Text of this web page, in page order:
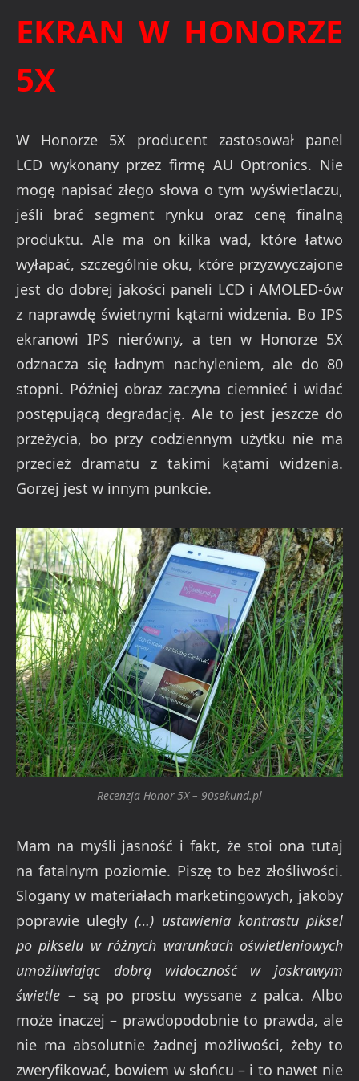
EKRAN W HONORZE
5X
W Honorze 5X producent zastosował panel
LCD wykonany przez firmę AU Optronics. Nie
mogę napisać złego słowa o tym wyświetlaczu,
jeśli brać segment rynku oraz cenę finalną
produktu. Ale ma on kilka wad, które łatwo
wyłapać, szczególnie oku, które przyzwyczajone
jest do dobrej jakości paneli LCD i AMOLED-ów
z naprawdę świetnymi kątami widzenia. Bo IPS
ekranowi IPS nierówny, a ten w Honorze 5X
odznacza się ładnym nachyleniem, ale do 80
stopni. Później obraz zaczyna ciemnieć i widać
postępującą degradację. Ale to jest jeszcze do
przeżycia, bo przy codziennym użytku nie ma
przecież dramatu z takimi kątami widzenia.
Gorzej jest w innym punkcie.
Recenzja Honor 5X – 90sekund.pl
Mam na myśli jasność i fakt, że stoi ona tutaj
na fatalnym poziomie. Piszę to bez złośliwości.
Slogany w materiałach marketingowych, jakoby
poprawie uległy (…) ustawienia kontrastu piksel
po pikselu w różnych warunkach oświetleniowych
umożliwiając dobrą widoczność w jaskrawym
świetle – są po prostu wyssane z palca. Albo
może inaczej – prawdopodobnie to prawda, ale
nie ma absolutnie żadnej możliwości, żeby to
zweryfikować, bowiem w słońcu – i to nawet nie